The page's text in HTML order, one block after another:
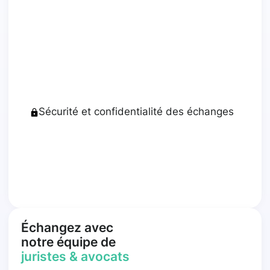
Sécurité et confidentialité des échanges
Échangez avec
notre équipe de
juristes & avocats